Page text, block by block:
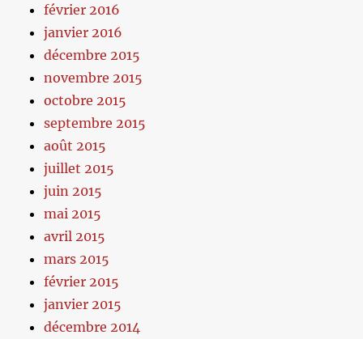
février 2016
janvier 2016
décembre 2015
novembre 2015
octobre 2015
septembre 2015
août 2015
juillet 2015
juin 2015
mai 2015
avril 2015
mars 2015
février 2015
janvier 2015
décembre 2014